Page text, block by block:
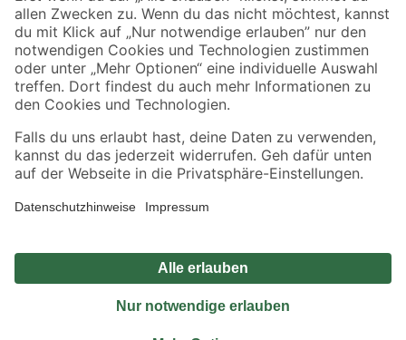
Jetzt die toom-App herunterladen
Alle Preisangaben in EUR inkl. gesetzl. MwSt.. Die dargestellten Angebote sind unter
Umständen nicht in allen Märkten verfügbar. Die angegebenen Verfügbarkeiten beziehen
Produkte nur solange der Vorrat reicht.
*Paketversand ab 59 € versandkostenfrei, gilt nicht für Artikel mit Speditionsversand, hier
Privatsphäre Impressum
Nutzungsbedingungen
Widerrufsrecht
Vertrag widerrufen